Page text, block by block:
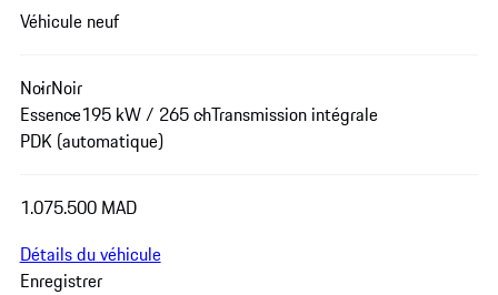
Véhicule neuf
NoirNoir
Essence195 kW / 265 chTransmission intégrale
PDK (automatique)
1.075.500 MAD
Détails du véhicule
Enregistrer